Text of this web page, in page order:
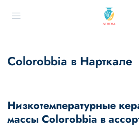
Colorobbia в Нарткале
Низкотемпературные
массы Colorobbia в